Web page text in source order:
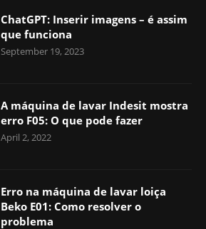
ChatGPT: Inserir imagens – é assim
que funciona
September 19, 2023
A máquina de lavar Indesit mostra
erro F05: O que pode fazer
April 2, 2022
Erro na máquina de lavar loiça
Beko E01: Como resolver o
problema